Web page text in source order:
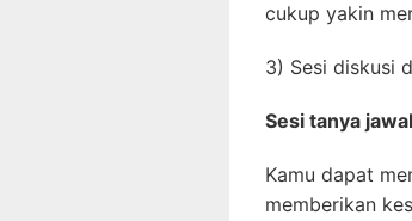
cukup yakin
3) Sesi diskusi
Sesi tanya
Kamu dapat
memberikan